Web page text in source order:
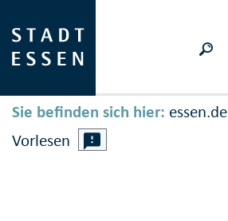
Sie befinden sich hier: essen.de
Vorlesen